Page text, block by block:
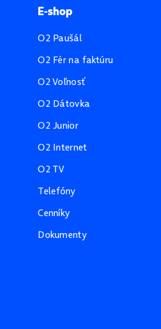
E-shop
O2 Paušál
O2 Fér na faktúru
O2 Voľnosť
O2 Dátovka
O2 Junior
O2 Internet
O2 TV
Telefóny
Cenníky
Dokumenty